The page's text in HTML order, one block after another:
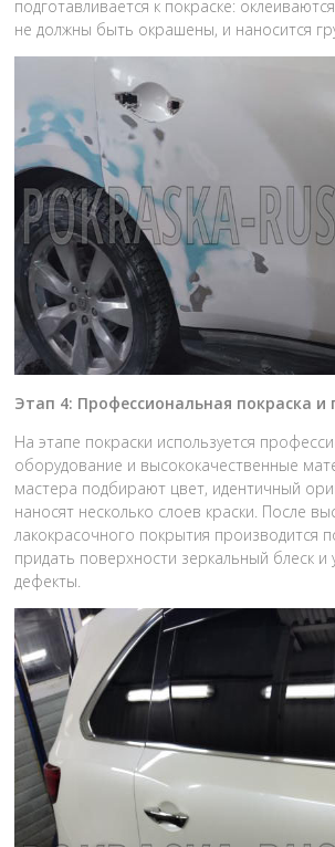
подготавливается к покраске:
не должны быть окрашены, и наносится
Этап 4: Профессиональная покраска и
На этапе покраски используется
оборудование и высококачественные
мастера подбирают цвет, идентичный
наносят несколько слоев краски. После
лакокрасочного покрытия производится
придать поверхности зеркальный блеск и
дефекты.